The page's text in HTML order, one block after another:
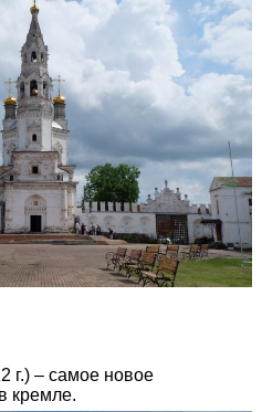
г.) – самое новое
кремле.